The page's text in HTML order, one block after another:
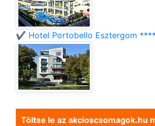
✔️ Hotel Portobello Esztergom ****
Töltse le az akcioscsomagok.hu